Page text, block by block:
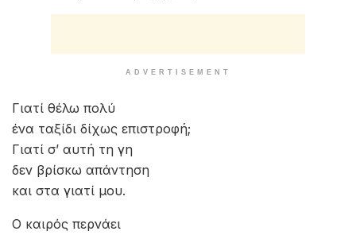
ADVERTISEMENT
Γιατί θέλω πολύ
ένα ταξίδι δίχως επιστροφή;
Γιατί σ’ αυτή τη γη
δεν βρίσκω απάντηση
και στα γιατί μου.
Ο καιρός περνάει